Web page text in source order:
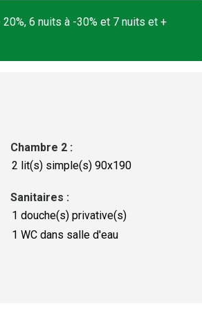
6 nuits à -30% et 7 nuits et +
Chambre 2 :
2 lit(s) simple(s) 90x190
Sanitaires :
1 douche(s) privative(s)
1 WC dans salle d'eau